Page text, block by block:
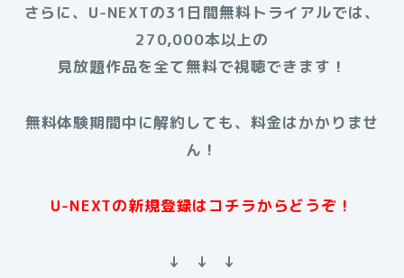
さらに、U-NEXTの31日間無料トライアルでは、
270,000本以上の
見放題作品を全て無料で視聴できます！
無料体験期間中に解約しても、料金はかかりませ
ん！
U-NEXTの新規登録はコチラからどうぞ！
↓ ↓ ↓